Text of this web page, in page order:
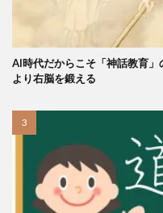
AI時代だからこそ「神話教育
より右脳を鍛える